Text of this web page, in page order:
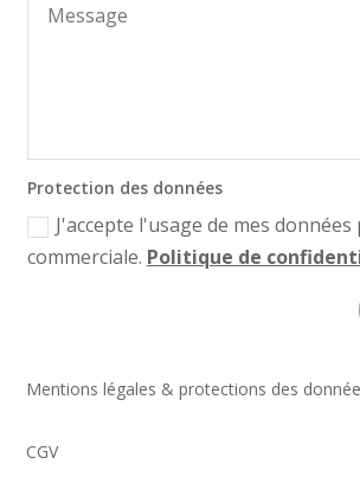
Protection des données
J'accepte l'usage de mes
commerciale. Politique de
Mentions légales & protections des
CGV